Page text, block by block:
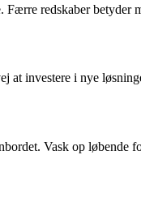
redskaber betyder
at investere i nye
Vask op løbende